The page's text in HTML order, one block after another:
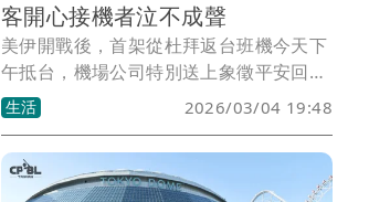
客開心接機者泣不成聲
美伊開戰後，首架從杜拜返台班機今天下
午抵台，機場公司特別送上象徵平安回家
的蘋果酥給旅客，返台民眾有人直呼要吃
豬腳麵線，也有接機家人抱著久違的親人
泣不成聲。
生活 2026/03/04 19:48